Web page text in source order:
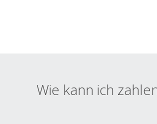
Wie kann ich